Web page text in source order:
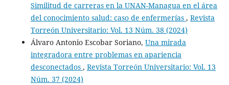
Similitud de carreras en la UNAN-Managua en el área
del conocimiento salud: caso de enfermerías , Revista
Torreón Universitario: Vol. 13 Núm. 38 (2024)
Álvaro Antonio Escobar Soriano, Una mirada
integradora entre problemas en apariencia
desconectados , Revista Torreón Universitario: Vol. 13
Núm. 37 (2024)